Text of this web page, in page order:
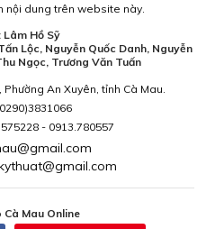
nội dung trên website này.
Lâm Hồ Sỹ
Lộc, Nguyễn Quốc Danh, Nguyễn
Ngọc, Trương Văn Tuấn
An Xuyên, tỉnh Cà Mau.
- 0913.780557
Mau Online